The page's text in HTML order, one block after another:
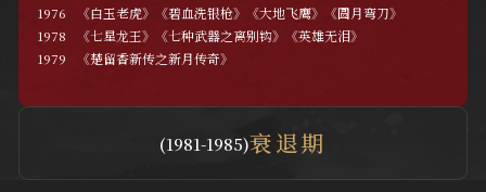
​1976
《白玉老虎》《碧血洗银枪》《大地飞鹰》《圆月弯刀》
​1978
《七星龙王》《七种武器之离别钩》《英雄无泪》
​1979
《楚留香新传之新月传奇》
(1981-1985)衰退期